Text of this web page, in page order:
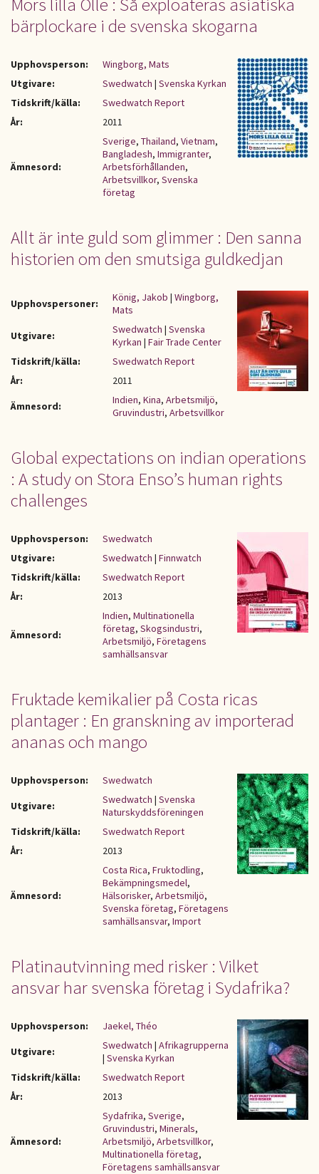
bärplockare i de svenska skogarna
Upphovsperson:
Wingborg, Mats
Utgivare:
Swedwatch | Svenska Kyrkan
Tidskrift/källa:
Swedwatch Report
År:
2011
Ämnesord:
Sverige, Thailand, Vietnam,
Bangladesh, Immigranter,
Arbetsförhållanden,
Arbetsvillkor, Svenska
företag
Allt är inte guld som glimmer : Den sanna
historien om den smutsiga guldkedjan
Upphovspersoner: König, Jakob | Wingborg,
Mats
Utgivare:
Swedwatch | Svenska
Kyrkan | Fair Trade Center
Tidskrift/källa:
Swedwatch Report
År:
2011
Ämnesord:
Indien, Kina, Arbetsmiljö,
Gruvindustri, Arbetsvillkor
Global expectations on indian operations
: A study on Stora Enso’s human rights
challenges
Upphovsperson:
Swedwatch
Utgivare:
Swedwatch | Finnwatch
Tidskrift/källa:
Swedwatch Report
År:
2013
Ämnesord:
Indien, Multinationella
företag, Skogsindustri,
Arbetsmiljö, Företagens
samhällsansvar
Fruktade kemikalier på Costa ricas
plantager : En granskning av importerad
ananas och mango
Upphovsperson:
Swedwatch
Utgivare:
Swedwatch | Svenska
Naturskyddsföreningen
Tidskrift/källa:
Swedwatch Report
År:
2013
Ämnesord:
Costa Rica, Fruktodling,
Bekämpningsmedel,
Hälsorisker, Arbetsmiljö,
Svenska företag, Företagens
samhällsansvar, Import
Platinautvinning med risker : Vilket
ansvar har svenska företag i Sydafrika?
Upphovsperson:
Jaekel, Théo
Utgivare:
Swedwatch | Afrikagrupperna
| Svenska Kyrkan
Tidskrift/källa:
Swedwatch Report
År:
2013
Ämnesord:
Sydafrika, Sverige,
Gruvindustri, Minerals,
Arbetsmiljö, Arbetsvillkor,
Multinationella företag,
Företagens samhällsansvar